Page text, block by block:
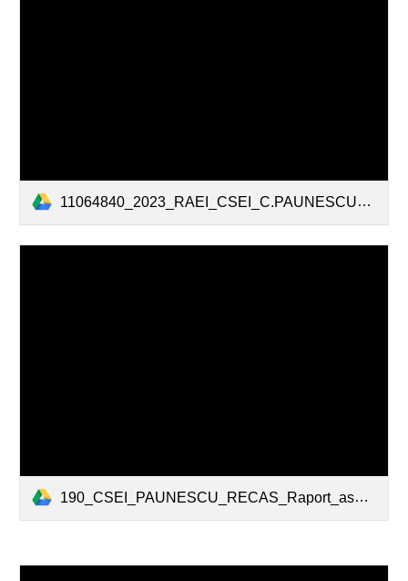
11064840_2023_RAEI_CSEI_C.PAUNESCU_RECAS.pdf
190_CSEI_PAUNESCU_RECAS_Raport_asupra_calitatii_educatiei_2023-2024-site.pdf